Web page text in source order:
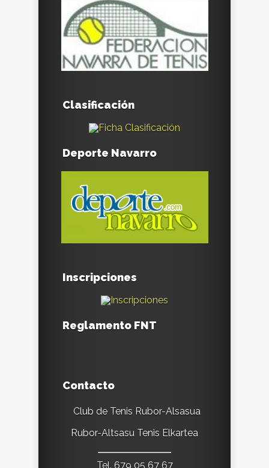
Clasificación
Deporte Navarro
Inscripciones
Reglamento FNT
Contacto
Club de Tenis Rubor-Alsasua
Rubor-Altsasu Tenis Elkartea
Tel. 679 05 67 67